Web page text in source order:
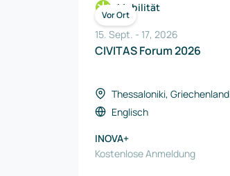
Vor Ort
Mobilität
15. Sept. - 17, 2026
CIVITAS Forum 2026
Thessaloniki, Griechenland
Englisch
INOVA+
Kostenlose Anmeldung